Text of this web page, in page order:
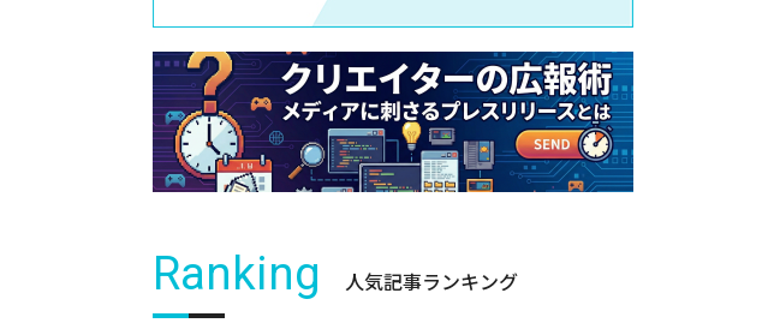
Ranking 人気記事ランキング